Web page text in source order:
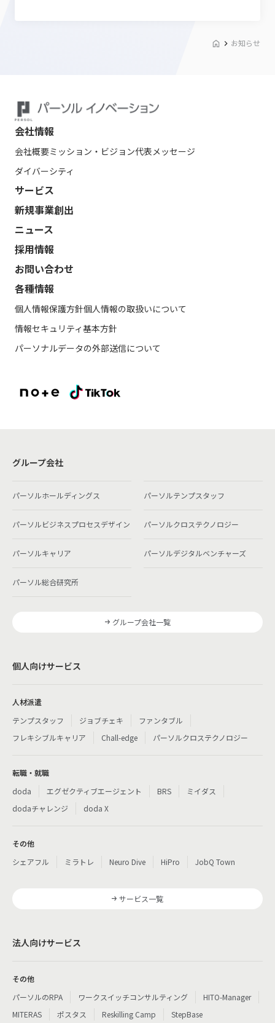
お知らせ
会社情報
会社概要ミッション・ビジョン代表メッセージ
ダイバーシティ
サービス
新規事業創出
ニュース
採用情報
お問い合わせ
各種情報
個人情報保護方針個人情報の取扱いについて
情報セキュリティ基本方針
パーソナルデータの外部送信について
グループ会社
パーソルホールディングス パーソルテンプスタッフ
パーソルビジネスプロセスデザイン パーソルクロステクノロジー
パーソルキャリア パーソルデジタルベンチャーズ
パーソル総合研究所
グループ会社一覧
個人向けサービス
人材派遣
テンプスタッフ
ジョブチェキ
ファンタブル
フレキシブルキャリア
Chall-edge パーソルクロステクノロジー
転職・就職
doda
エグゼクティブエージェント BRS
ミイダス
dodaチャレンジ
doda X
その他
シェアフル
ミラトレ Neuro Dive HiPro JobQ Town
サービス一覧
法人向けサービス
その他
パーソルのRPA
ワークスイッチコンサルティング
HITO-Manager
MITERAS
ポスタス Reskilling Camp StepBase